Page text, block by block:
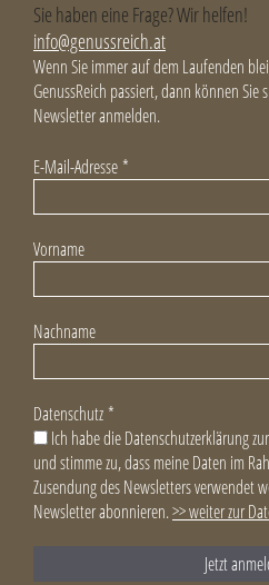
Sie haben eine Frage? Wir helfen!
info@genussreich.at
Wenn Sie immer auf dem Laufenden
GenussReich passiert, dann können Sie
Newsletter anmelden.
E-Mail-Adresse *
Vorname
Nachname
Datenschutz *
Ich habe die Datenschutzerklärung
und stimme zu, dass meine Daten im
Zusendung des Newsletters verwendet
Newsletter abonnieren.>> weiter zur